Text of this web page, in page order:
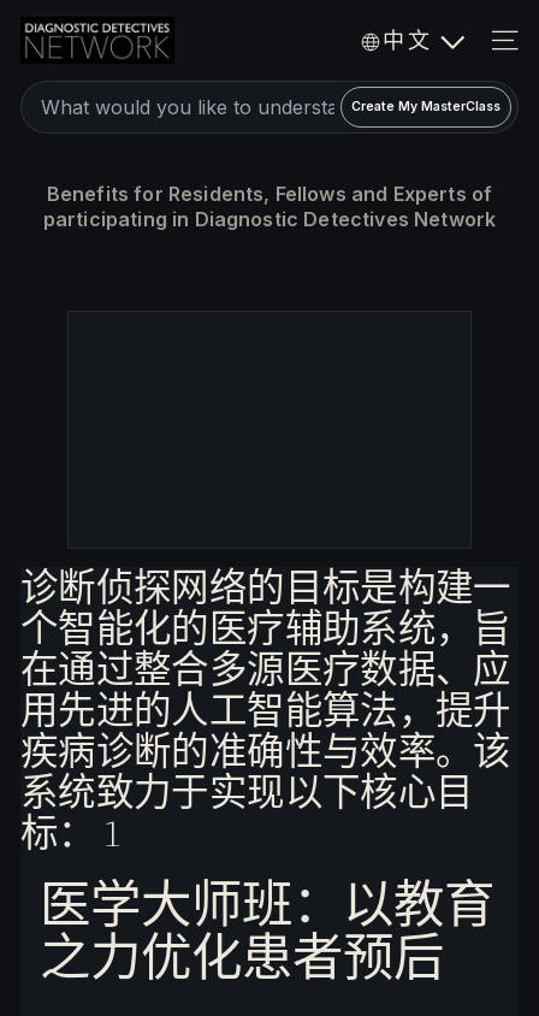
Skip
content
D
i
a
g
s.
C
o
m
中文
Create
a
expert
Create My MasterClass
Benefits for Residents, Fellows and Experts of
participating in Diagnostic Detectives Network
诊断侦探网络的目标是构建一
个智能化的医疗辅助系统，旨
在通过整合多源医疗数据、应
用先进的人工智能算法，提升
疾病诊断的准确性与效率。该
系统致力于实现以下核心目
标： 1
医学大师班：以教育
之力优化患者预后